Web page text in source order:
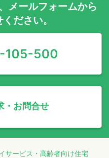
メールフォームから
ださい。
105-500
・お問合せ
サービス・高齢者向け住宅